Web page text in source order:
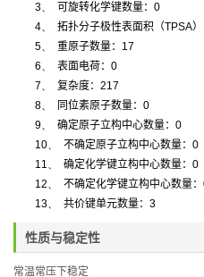
3、
可旋转化学键数量： 0
4、
拓扑分子极性表面积（TPSA）
5、
重原子数量： 17
6、
表面电荷： 0
7、
复杂度： 217
8、
同位素原子数量： 0
9、
确定原子立构中心数量： 0
10、
不确定原子立构中心数量： 0
11、
确定化学键立构中心数量： 0
12、
不确定化学键立构中心数量：
13、
共价键单元数量： 3
性质与稳定性
常温常压下稳定